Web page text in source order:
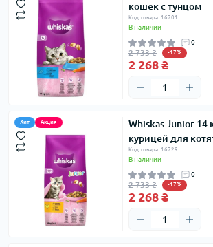
кошек с тунцом
Код товара: 16701
В наличии
0
2 733 ₴ -17%
2 268 ₴
Хит Акция
Whiskas Junior 14
курицей для
Код товара: 16729
В наличии
0
2 733 ₴ -17%
2 268 ₴